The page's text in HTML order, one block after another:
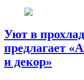
Уют в
предлагает
и декор»